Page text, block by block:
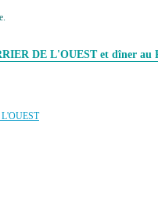
DE L'OUEST et dîner